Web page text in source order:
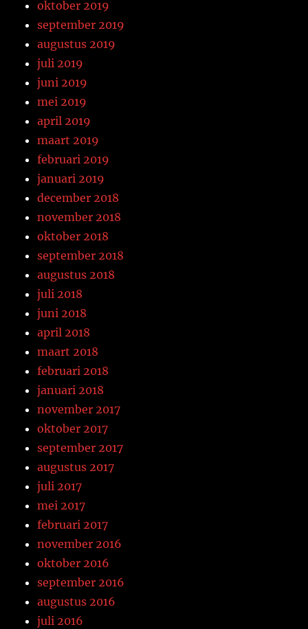
oktober 2019
september 2019
augustus 2019
juli 2019
juni 2019
mei 2019
april 2019
maart 2019
februari 2019
januari 2019
december 2018
november 2018
oktober 2018
september 2018
augustus 2018
juli 2018
juni 2018
april 2018
maart 2018
februari 2018
januari 2018
november 2017
oktober 2017
september 2017
augustus 2017
juli 2017
mei 2017
februari 2017
november 2016
oktober 2016
september 2016
augustus 2016
juli 2016